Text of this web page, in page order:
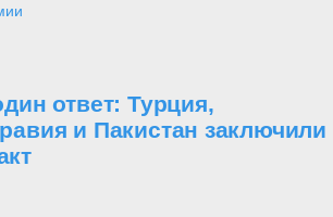
ответ: Турция,
и Пакистан заключили